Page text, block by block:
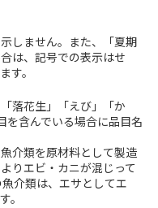
しません。また、「夏期
は、記号での表示はせ
す。
落花生」「えび」「か
を含んでいる場合に品目名
介類を原材料として製造
りエビ・カニが混じって
介類は、エサとしてエ
。